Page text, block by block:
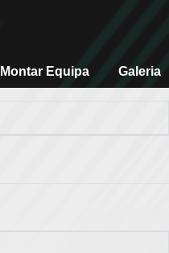
Montar Equipa Galeria